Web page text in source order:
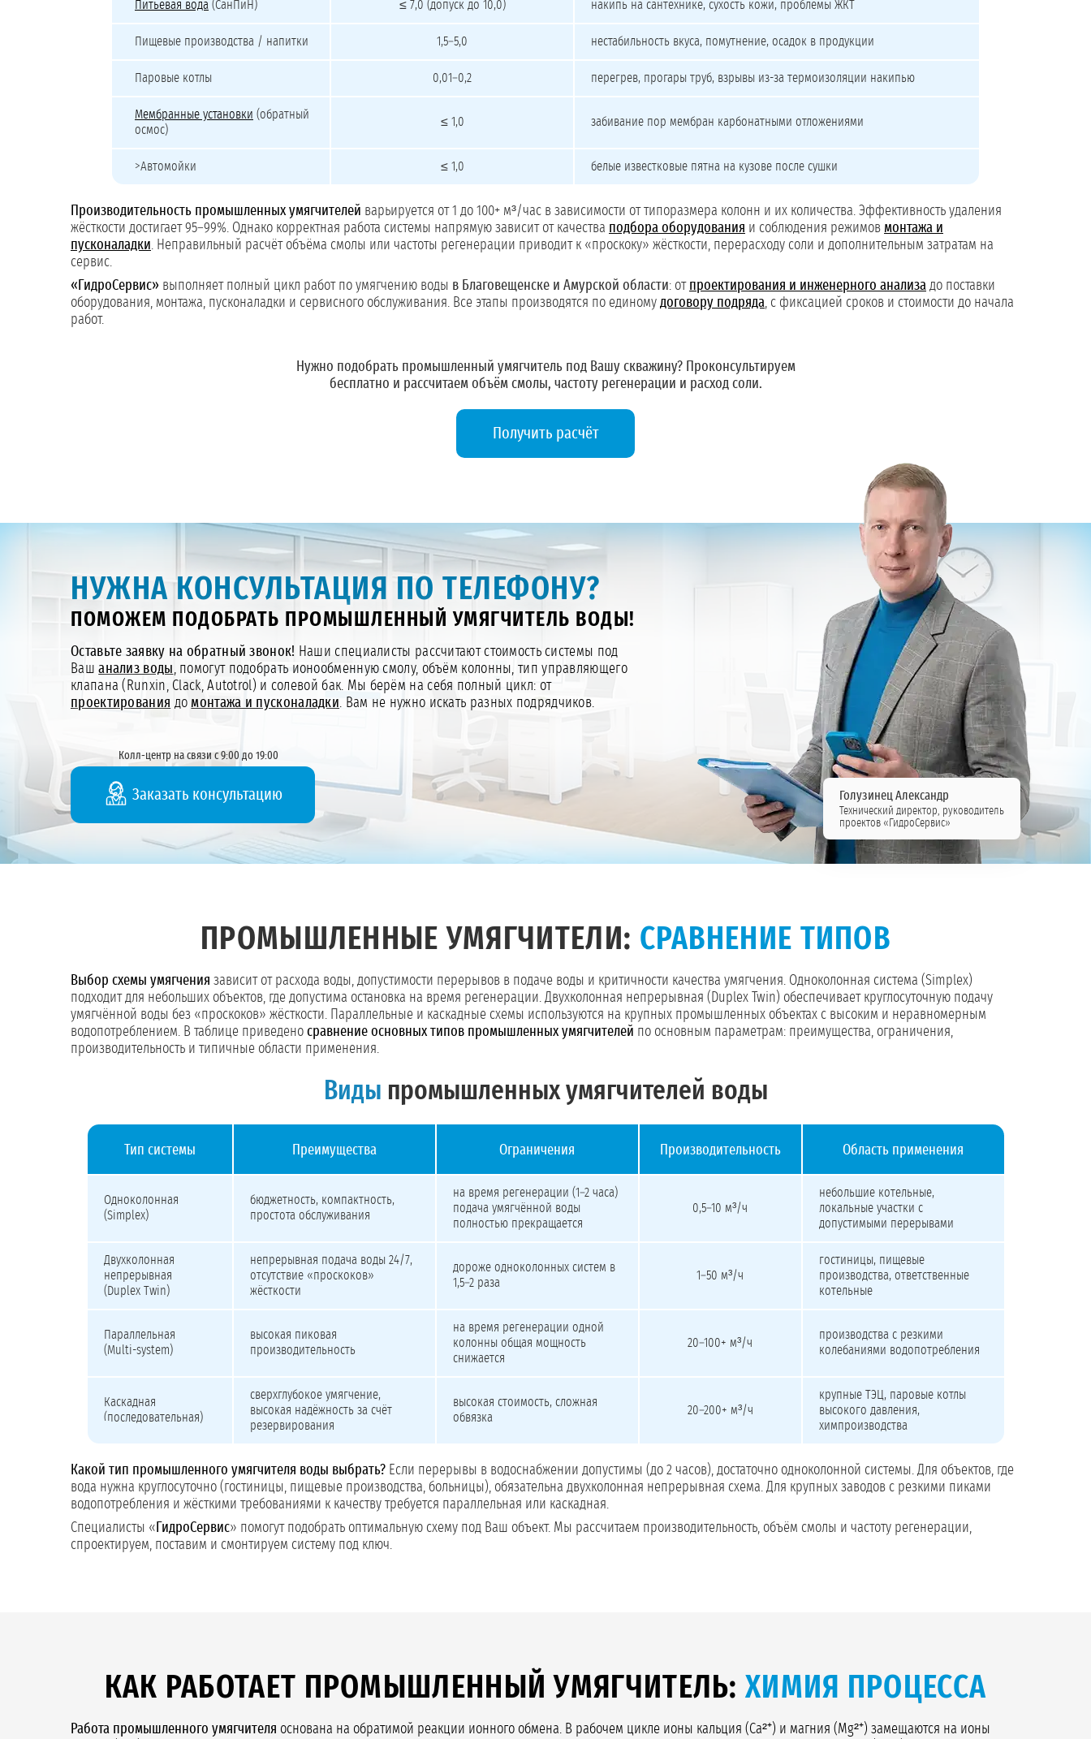
Питьевая вода (СанПиН) ≤ 7,0 (допуск до 10,0) накипь на сантехнике, сухость кожи, проблемы ЖКТ
Пищевые производства / напитки 1,5–5,0 нестабильность вкуса, помутнение, осадок в продукции
Паровые котлы 0,01–0,2 перегрев, прогары труб, взрывы из-за термоизоляции накипью
Мембранные установки (обратный
осмос)
≤ 1,0 забивание пор мембран карбонатными отложениями
>Автомойки ≤ 1,0 белые известковые пятна на кузове после сушки
Производительность промышленных умягчителей варьируется от 1 до 100+ м³/час в зависимости от типоразмера колонн и их количества. Эффективность удаления
жёсткости достигает 95–99%. Однако корректная работа системы напрямую зависит от качества подбора оборудования и соблюдения режимов монтажа и
пусконаладки. Неправильный расчёт объёма смолы или частоты регенерации приводит к «проскоку» жёсткости, перерасходу соли и дополнительным затратам на
сервис.
«ГидроСервис» выполняет полный цикл работ по умягчению воды в Благовещенске и Амурской области: от проектирования и инженерного анализа до поставки
оборудования, монтажа, пусконаладки и сервисного обслуживания. Все этапы производятся по единому договору подряда, с фиксацией сроков и стоимости до начала
работ.
Нужно подобрать промышленный умягчитель под Вашу скважину?Проконсультируем
бесплатно и рассчитаем объём смолы, частоту регенерации и расход соли.
Получить расчёт
НУЖНА КОНСУЛЬТАЦИЯ ПО ТЕЛЕФОНУ?
ПОМОЖЕМ ПОДОБРАТЬ ПРОМЫШЛЕННЫЙ УМЯГЧИТЕЛЬ ВОДЫ!
Оставьте заявку на обратный звонок! Наши специалисты рассчитают стоимость системы под
Вашанализ воды, помогут подобрать ионообменную смолу, объём колонны, тип управляющего
клапана (Runxin, Clack, Autotrol) и солевой бак. Мы берём на себя полный цикл: от
проектирования до монтажа и пусконаладки. Вам не нужно искать разных подрядчиков.
Колл-центр на связи с 9:00 до 19:00
Заказать консультацию Голузинец Александр
Технический директор, руководитель
проектов «ГидроСервис»
ПРОМЫШЛЕННЫЕ УМЯГЧИТЕЛИ: СРАВНЕНИЕ ТИПОВ
Выбор схемы умягчения зависит от расхода воды, допустимости перерывов в подаче воды и критичности качества умягчения. Одноколонная система (Simplex)
подходит для небольших объектов, где допустима остановка на время регенерации. Двухколонная непрерывная (Duplex Twin) обеспечивает круглосуточную подачу
умягчённой воды без «проскоков» жёсткости. Параллельные и каскадные схемы используются на крупных промышленных объектах с высоким и неравномерным
водопотреблением. В таблице приведено сравнение основных типов промышленных умягчителей по основным параметрам: преимущества, ограничения,
производительность и типичные области применения.
Виды промышленных умягчителей воды
Тип системы Преимущества Ограничения Производительность Область применения
Одноколонная
(Simplex)
бюджетность, компактность,
простота обслуживания
на время регенерации (1–2 часа)
подача умягчённой воды
полностью прекращается
0,5–10 м³/ч
небольшие котельные,
локальные участки с
допустимыми перерывами
Двухколонная
непрерывная
(Duplex Twin)
непрерывная подача воды 24/7,
отсутствие «проскоков»
жёсткости
дороже одноколонных систем в
1,5–2 раза
1–50 м³/ч
гостиницы, пищевые
производства, ответственные
котельные
Параллельная
(Multi-system)
высокая пиковая
производительность
на время регенерации одной
колонны общая мощность
снижается
20–100+ м³/ч
производства с резкими
колебаниями водопотребления
Каскадная
(последовательная)
сверхглубокое умягчение,
высокая надёжность за счёт
резервирования
высокая стоимость, сложная
обвязка
20–200+ м³/ч
крупные ТЭЦ, паровые котлы
высокого давления,
химпроизводства
Какой тип промышленного умягчителя воды выбрать? Если перерывы в водоснабжении допустимы (до 2 часов), достаточно одноколонной системы. Для объектов, где
вода нужна круглосуточно (гостиницы, пищевые производства, больницы), обязательна двухколонная непрерывная схема. Для крупных заводов с резкими пиками
водопотребления и жёсткими требованиями к качеству требуется параллельная или каскадная.
Специалисты « ГидроСервис» помогут подобрать оптимальную схему под Ваш объект. Мы рассчитаем производительность, объём смолы и частоту регенерации,
спроектируем, поставим и смонтируем систему под ключ.
КАК РАБОТАЕТ ПРОМЫШЛЕННЫЙ УМЯГЧИТЕЛЬ:ХИМИЯ ПРОЦЕССА
Работа промышленного умягчителя основана на обратимой реакции ионного обмена. В рабочем цикле ионы кальция (Ca²⁺) и магния (Mg²⁺) замещаются на ионы